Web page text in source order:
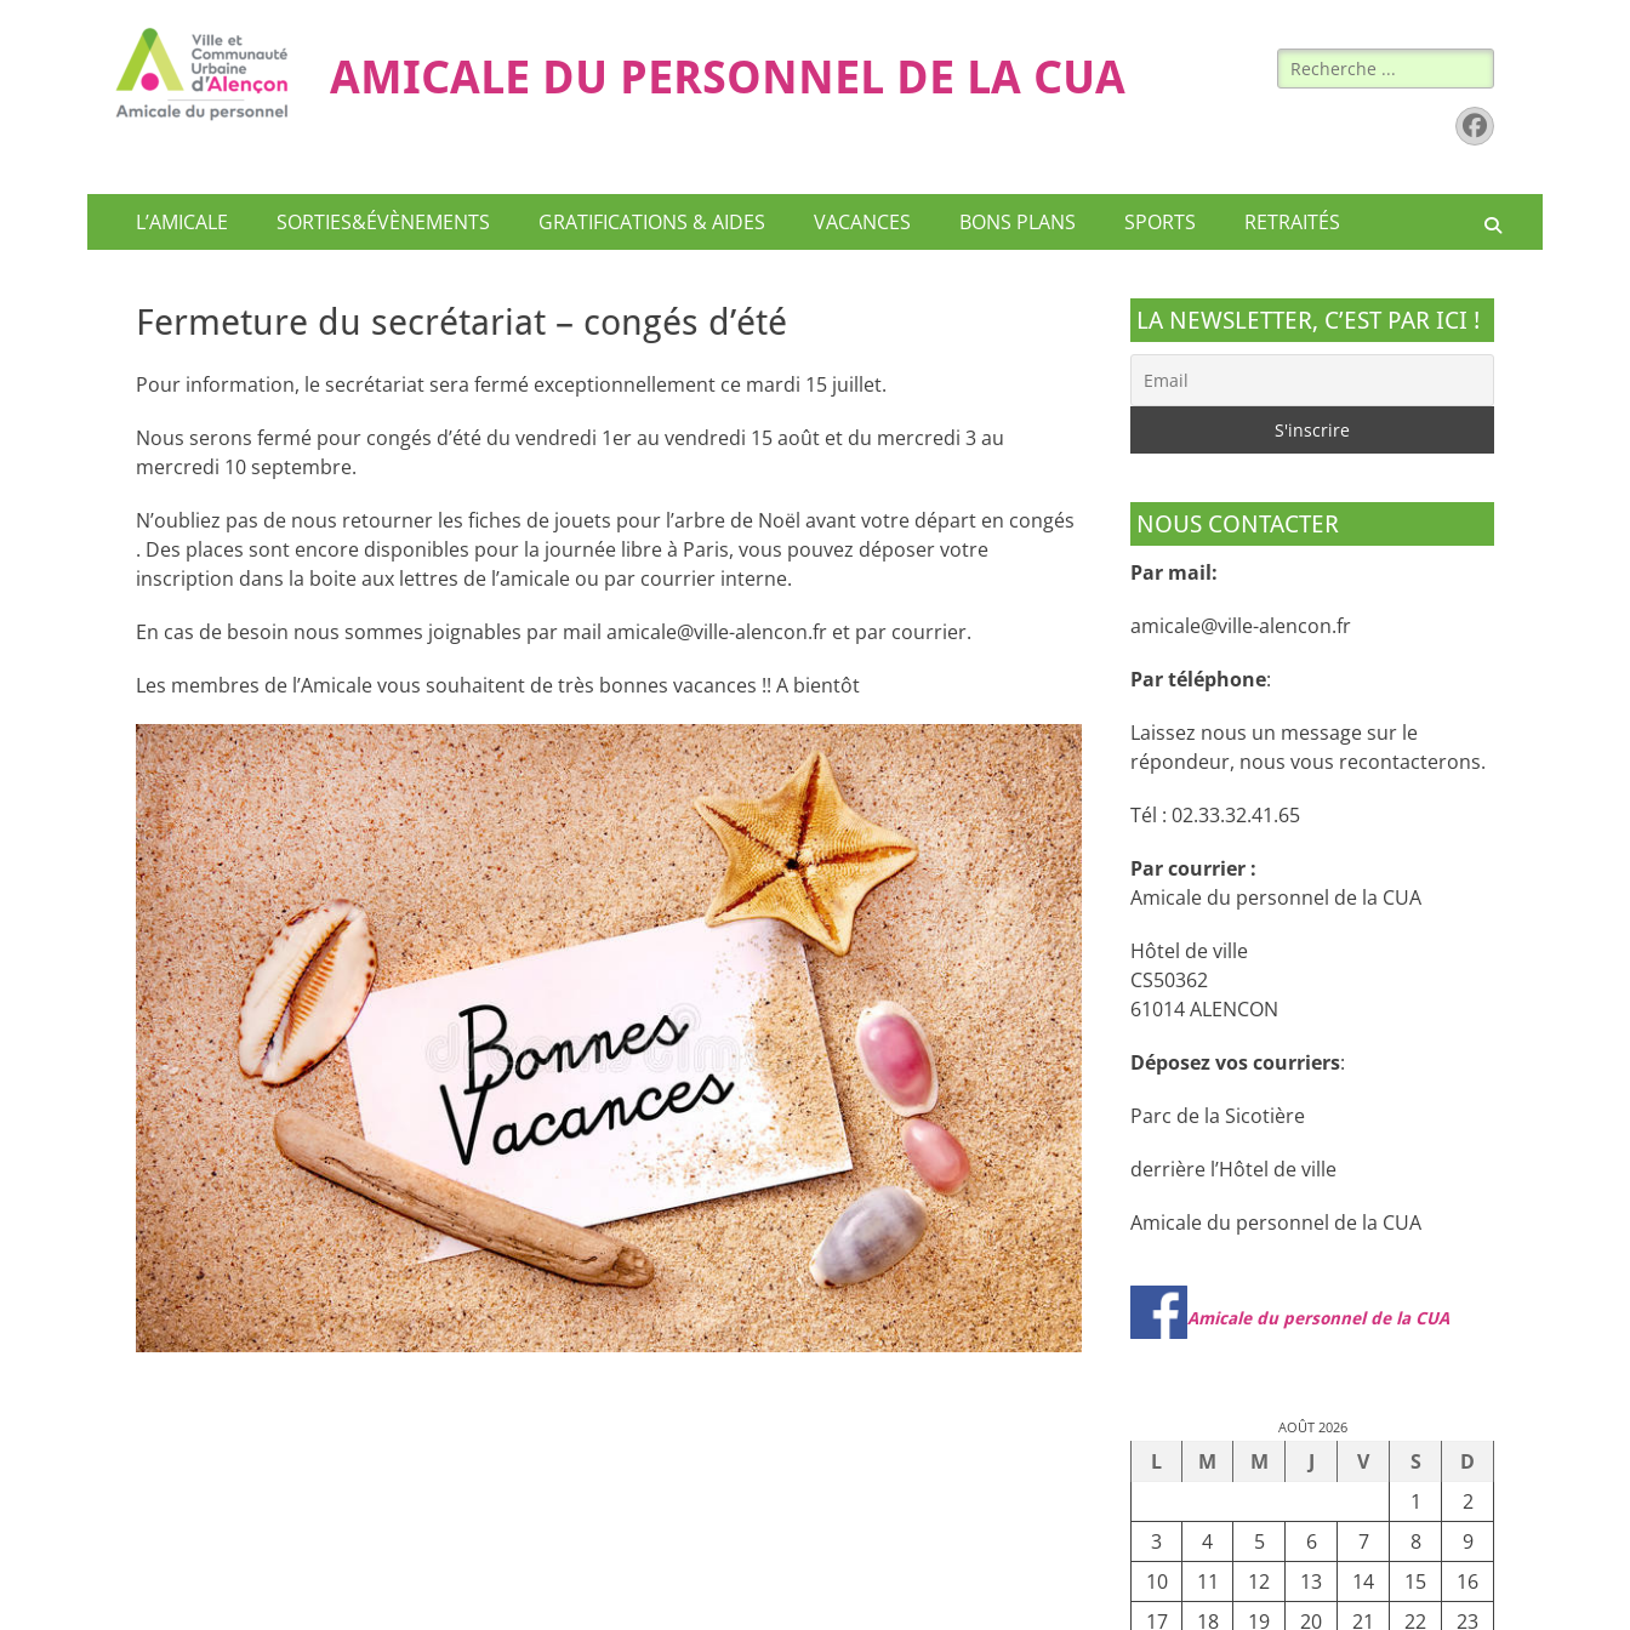
AMICALE DU PERSONNEL DE LA CUA Rechercher :
Facebook
Menu
principal
L’AMICALE SORTIES&ÉVÈNEMENTS GRATIFICATIONS & AIDES VACANCES BONS PLANS SPORTS RETRAITÉS
Fermeture du secrétariat – congés d’été
Pour information, le secrétariat sera fermé exceptionnellement ce mardi 15 juillet.
Nous serons fermé pour congés d’été du vendredi 1er au vendredi 15 août et du mercredi 3 au
mercredi 10 septembre.
N’oubliez pas de nous retourner les fiches de jouets pour l’arbre de Noël avant votre départ en congés
. Des places sont encore disponibles pour la journée libre à Paris, vous pouvez déposer votre
inscription dans la boite aux lettres de l’amicale ou par courrier interne.
En cas de besoin nous sommes joignables par mail amicale@ville-alencon.fr et par courrier.
Les membres de l’Amicale vous souhaitent de très bonnes vacances !! A bientôt
LA NEWSLETTER, C’EST PAR ICI !
NOUS CONTACTER
Par mail:
amicale@ville-alencon.fr
Par téléphone:
Laissez nous un message sur le
répondeur, nous vous recontacterons.
Tél : 02.33.32.41.65
Par courrier :
Amicale du personnel de la CUA
Hôtel de ville
CS50362
61014 ALENCON
Déposez vos courriers:
Parc de la Sicotière
derrière l’Hôtel de ville
Amicale du personnel de la CUA
Amicale du personnel de la CUA
AOÛT 2026
L M M J V S
D
1
2
3
4 5 6 7 8
9
10
11 12 13 14 15
16
17
18 19 20 21 22 23